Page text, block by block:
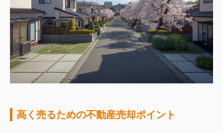
高く売るための不動産売却ポイント